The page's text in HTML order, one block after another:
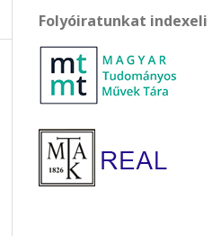
Folyóiratunkat indexeli